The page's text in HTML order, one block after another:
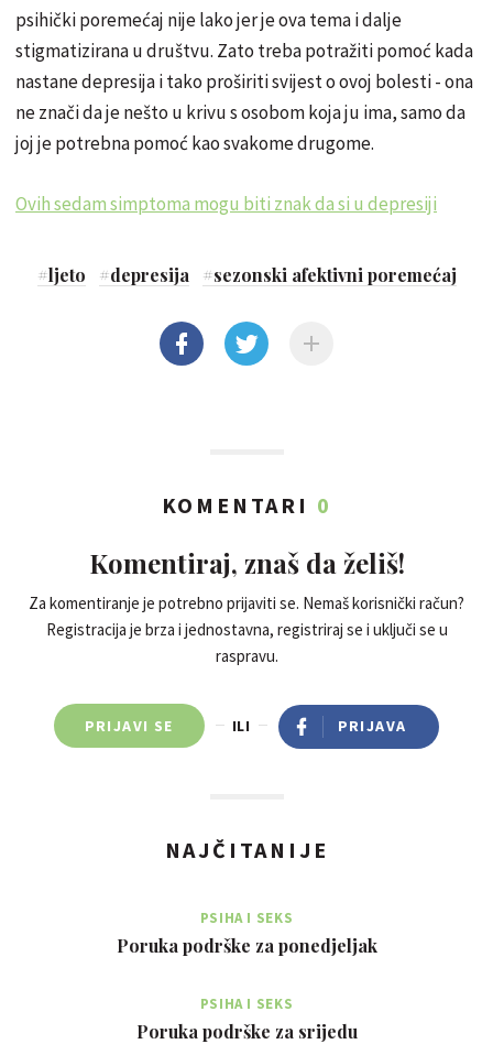
psihički poremećaj nije lako jer je ova tema i dalje
stigmatizirana u društvu. Zato treba potražiti pomoć kada
nastane depresija i tako proširiti svijest o ovoj bolesti - ona
ne znači da je nešto u krivu s osobom koja ju ima, samo da
joj je potrebna pomoć kao svakome drugome.
Ovih sedam simptoma mogu biti znak da si u depresiji
#ljeto #depresija #sezonski afektivni poremećaj
KOMENTARI 0
Komentiraj, znaš da želiš!
Za komentiranje je potrebno prijaviti se. Nemaš korisnički račun?
Registracija je brza i jednostavna, registriraj se i uključi se u
raspravu.
PRIJAVI SE ILI PRIJAVA
NAJČITANIJE
PSIHA I SEKS
Poruka podrške za ponedjeljak
PSIHA I SEKS
Poruka podrške za srijedu